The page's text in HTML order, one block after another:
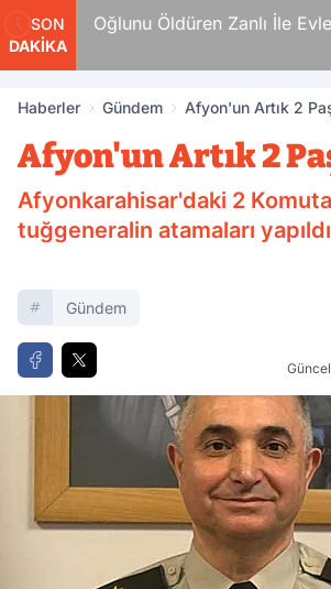
SON
DAKİKA
Oğlunu Öldüren Zanlı İle
Haberler Gündem Afyon'un Artık 2
Afyon'un Artık 2
Afyonkarahisar'daki 2
tuğgeneralin atamaları yapıldı
Gündem